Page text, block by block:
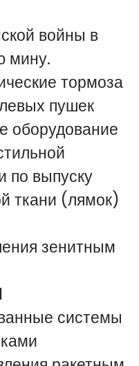
войны в
мину.
тормоза
пушек
оборудование
по выпуску
ткани (лямок)
зенитным
системы